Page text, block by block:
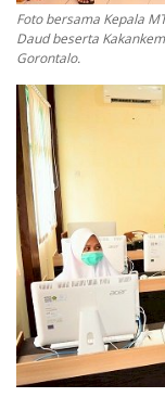
Foto bersama Kepala
Daud beserta
Gorontalo.